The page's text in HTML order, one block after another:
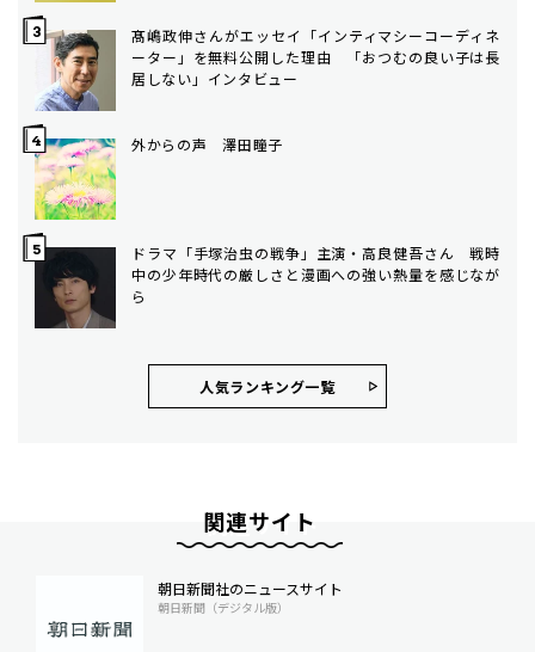
髙嶋政伸さんがエッセイ「インティマシーコーディネ
ーター」を無料公開した理由 「おつむの良い子は長
居しない」インタビュー
外からの声 澤田瞳子
ドラマ「手塚治虫の戦争」主演・高良健吾さん 戦時
中の少年時代の厳しさと漫画への強い熱量を感じなが
ら
人気ランキング⼀覧
関連サイト
朝日新聞社のニュースサイト
朝日新聞（デジタル版）